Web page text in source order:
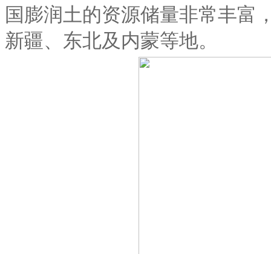
国膨润土的资源储量非常丰富
新疆、东北及内蒙等地。